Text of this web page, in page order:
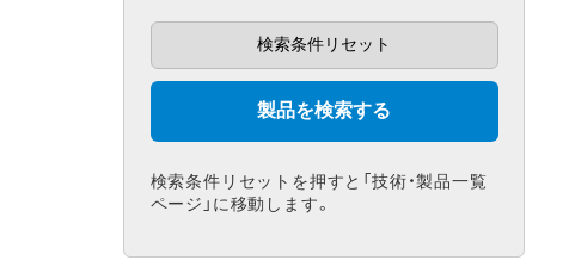
検索条件リセットを押すと「技術・製品一覧
ページ」に移動します。